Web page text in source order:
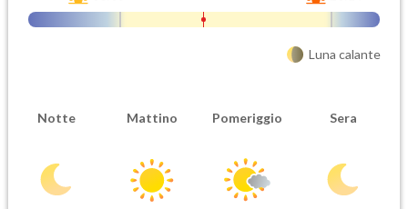
Luna calante
Notte Mattino Pomeriggio Sera